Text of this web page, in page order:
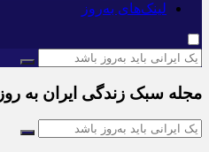
لینک‌های به‌روز
مجله سبک زندگی ایران به روز